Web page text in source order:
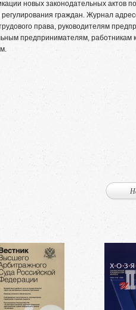
новых законодательных актов
граждан. Журнал
права, руководителям
предпринимателям, работникам